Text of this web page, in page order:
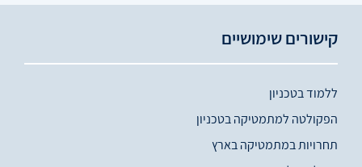
קישורים שימושיים
ללמוד בטכניון
הפקולטה למתמטיקה בטכניון
תחרויות במתמטיקה בארץ